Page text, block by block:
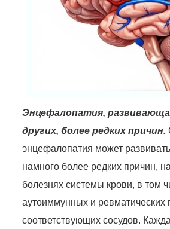
Энцефалопатия,
других, более редких причин.
энцефалопатия может
намного более редких причин,
болезнях системы крови, в том
аутоиммунных и ревматических
соответствующих сосудов.